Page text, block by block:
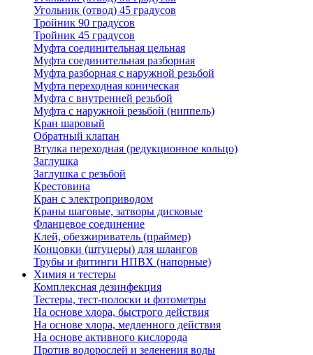
Угольник (отвод) 45 градусов
Тройник 90 градусов
Тройник 45 градусов
Муфта соединительная цельная
Муфта соединительная разборная
Муфта разборная с наружной резьбой
Муфта переходная коническая
Муфта с внутренней резьбой
Муфта с наружной резьбой (ниппель)
Кран шаровый
Обратный клапан
Втулка переходная (редукционное кольцо)
Заглушка
Заглушка с резьбой
Крестовина
Кран с электроприводом
Краны шаговые, затворы дисковые
Фланцевое соединение
Клей, обезжириватель (праймер)
Концовки (штуцеры) для шлангов
Трубы и фитинги НПВХ (напорные)
Химия и тестеры
Комплексная дезинфекция
Тестеры, тест-полоски и фотометры
На основе хлора, быстрого действия
На основе хлора, медленного действия
На основе активного кислорода
Против водорослей и зеленения воды